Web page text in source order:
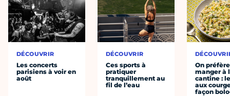
DÉCOUVRIR
Les concerts
parisiens à voir en
août
DÉCOUVRIR
Ces sports à
pratiquer
tranquillement au
fil de l’eau
On préfère
manger à
cantine :
aux
façon